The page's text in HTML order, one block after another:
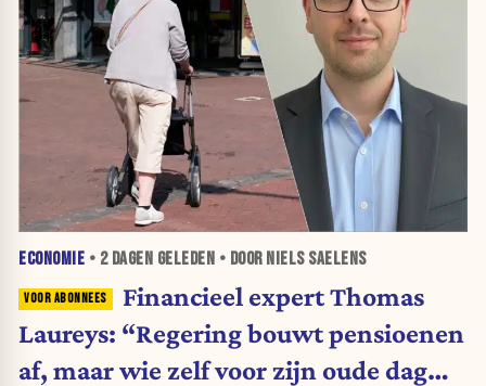
ECONOMIE • 2 DAGEN GELEDEN • DOOR NIELS SAELENS
Financieel expert Thomas
Laureys: “Regering bouwt pensioenen
af, maar wie zelf voor zijn oude dag